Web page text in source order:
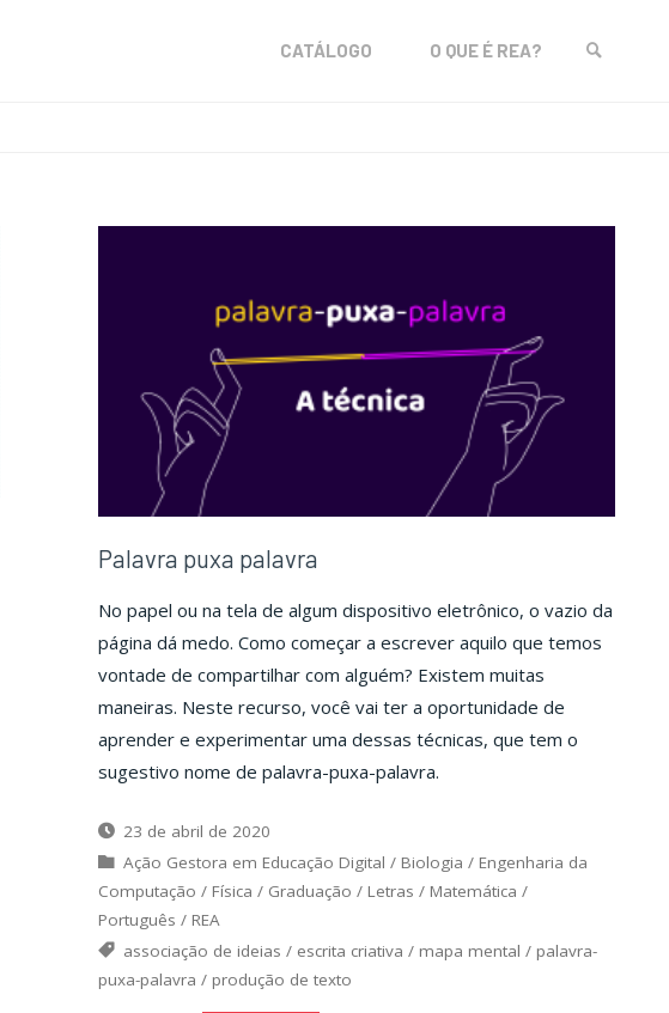
CATÁLOGO O QUE É REA?
Palavra puxa palavra
No papel ou na tela de algum dispositivo eletrônico, o vazio da
página dá medo. Como começar a escrever aquilo que temos
vontade de compartilhar com alguém? Existem muitas
maneiras. Neste recurso, você vai ter a oportunidade de
aprender e experimentar uma dessas técnicas, que tem o
sugestivo nome de palavra-puxa-palavra.
23 de abril de 2020
Ação Gestora em Educação Digital / Biologia / Engenharia da
Computação / Física / Graduação / Letras / Matemática /
Português / REA
associação de ideias / escrita criativa / mapa mental / palavra-
puxa-palavra / produção de texto